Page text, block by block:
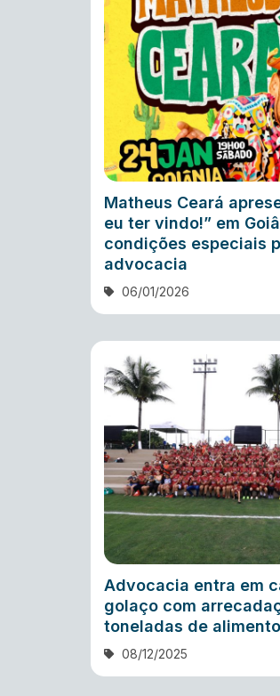
Matheus Ceará
eu ter vindo!” em
condições especiais
advocacia
06/01/2026
Advocacia entra em
golaço com
toneladas de
08/12/2025